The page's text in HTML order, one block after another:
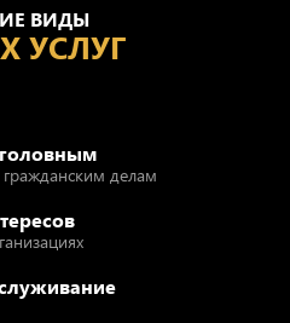
ВИДЫ
УСЛУГ
делам